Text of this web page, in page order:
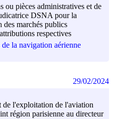
ou pièces administratives et de
DSNA pour la
des marchés publics
respectives
la navigation aérienne
de l'exploitation de l'aviation
région parisienne au directeur
29/02/2024